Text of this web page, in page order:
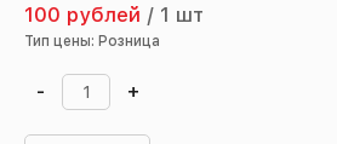
100 рублей / 1 шт
Тип цены: Розница
- +